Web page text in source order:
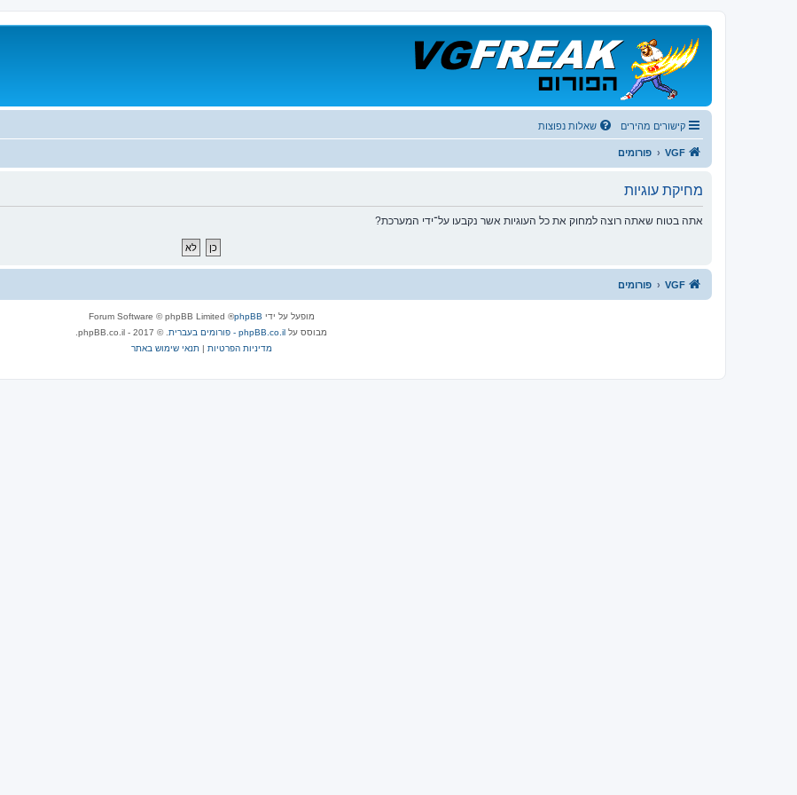
קישורים מהירים שאלות נפוצות
VGF פורומים
מחיקת עוגיות
אתה בטוח שאתה רוצה למחוק את כל העוגיות אשר נקבעו על־ידי המערכת?
VGF פורומים
מופעל על ידי phpBB
® Forum Software © phpBB Limited
מבוסס על phpBB.co.il - פורומים בעברית
. © 2017 - phpBB.co.il.
מדיניות הפרטיות |תנאי שימוש באתר